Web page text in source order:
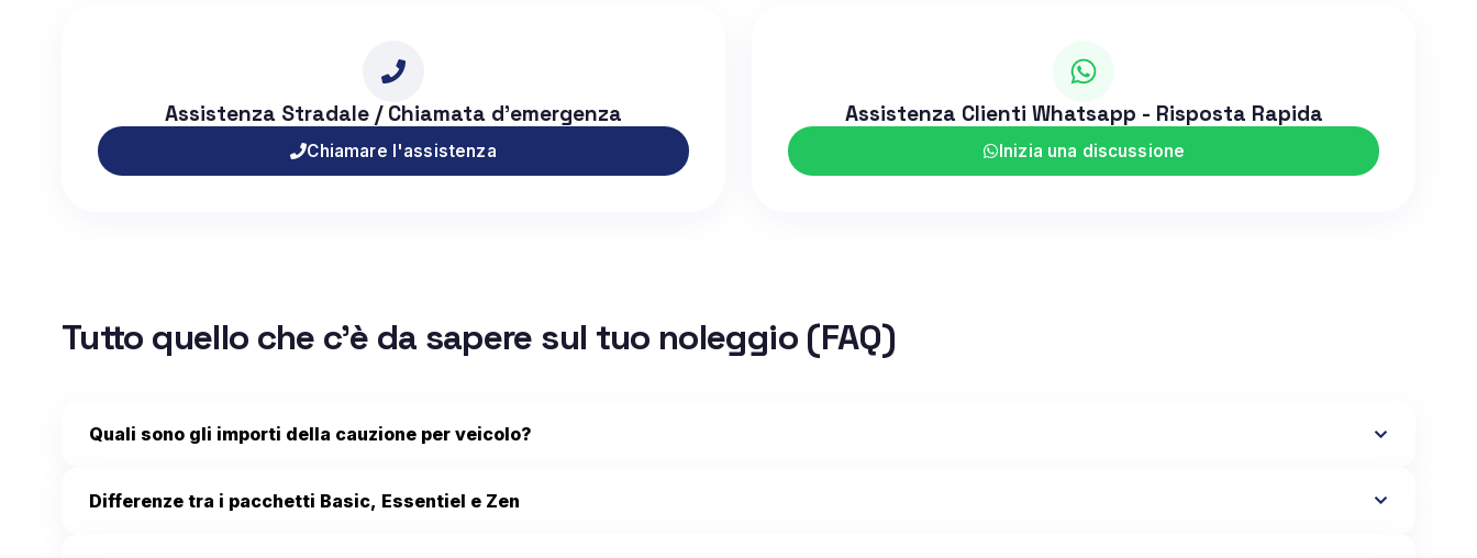
Assistenza Stradale / Chiamata d'emergenza
Chiamare l'assistenza
Assistenza Clienti Whatsapp - Risposta Rapida
Inizia una discussione
Tutto quello che c'è da sapere sul tuo noleggio (FAQ)
Quali sono gli importi della cauzione per veicolo?
Differenze tra i pacchetti Basic, Essentiel e Zen